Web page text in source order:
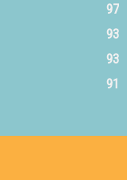
97
93
93
91